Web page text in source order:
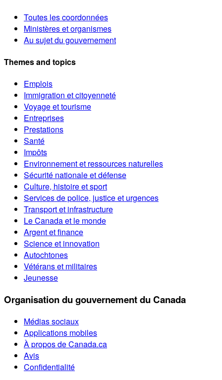
Toutes les coordonnées
Ministères et organismes
Au sujet du gouvernement
Themes and topics
Emplois
Immigration et citoyenneté
Voyage et tourisme
Entreprises
Prestations
Santé
Impôts
Environnement et ressources naturelles
Sécurité nationale et défense
Culture, histoire et sport
Services de police, justice et urgences
Transport et infrastructure
Le Canada et le monde
Argent et finance
Science et innovation
Autochtones
Vétérans et militaires
Jeunesse
Organisation du gouvernement du Canada
Médias sociaux
Applications mobiles
À propos de Canada.ca
Avis
Confidentialité